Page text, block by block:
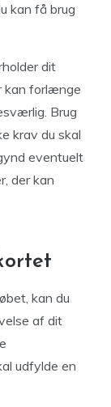
kan få brug
dit
kan forlænge
Brug
krav du skal
eventuelt
der kan
kan du
af dit
udfylde en